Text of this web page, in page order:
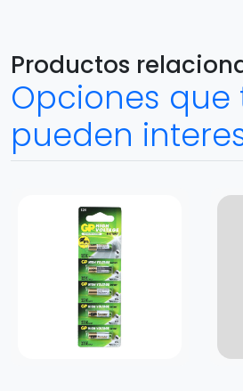
Productos
Opciones que
pueden